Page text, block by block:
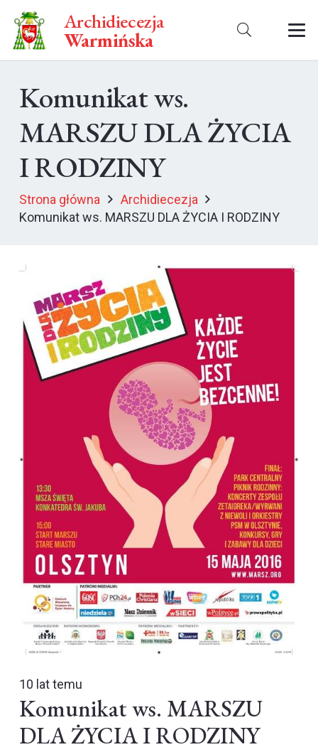
Archidiecezja
Warmińska
Komunikat ws.
MARSZU DLA ŻYCIA
I RODZINY
Strona główna
Archidiecezja
Komunikat ws. MARSZU DLA ŻYCIA I RODZINY
10 lat temu
Komunikat ws. MARSZU
DLA ŻYCIA I RODZINY